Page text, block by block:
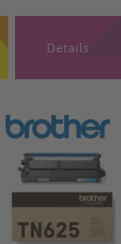
Details